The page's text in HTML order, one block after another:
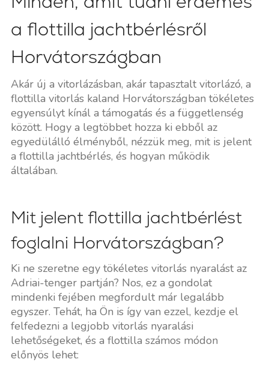
a flottilla jachtbérlésről
Horvátországban
Akár új a vitorlázásban, akár tapasztalt vitorlázó, a
flottilla vitorlás kaland Horvátországban tökéletes
egyensúlyt kínál a támogatás és a függetlenség
között. Hogy a legtöbbet hozza ki ebből az
egyedülálló élményből, nézzük meg, mit is jelent
a flottilla jachtbérlés, és hogyan működik
általában.
Mit jelent flottilla jachtbérlést
foglalni Horvátországban?
Ki ne szeretne egy tökéletes vitorlás nyaralást az
Adriai-tenger partján? Nos, ez a gondolat
mindenki fejében megfordult már legalább
egyszer. Tehát, ha Ön is így van ezzel, kezdje el
felfedezni a legjobb vitorlás nyaralási
lehetőségeket, és a flottilla számos módon
előnyös lehet: